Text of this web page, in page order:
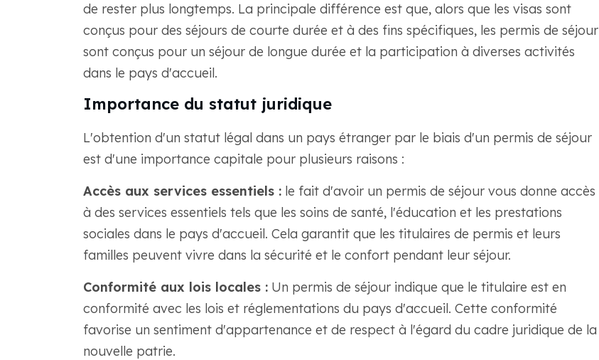
de rester plus longtemps. La principale différence est que, alors que les visas sont
conçus pour des séjours de courte durée et à des fins spécifiques, les permis de séjour
sont conçus pour un séjour de longue durée et la participation à diverses activités
dans le pays d'accueil.
Importance du statut juridique
L'obtention d'un statut légal dans un pays étranger par le biais d'un permis de séjour
est d'une importance capitale pour plusieurs raisons :
Accès aux services essentiels :le fait d'avoir un permis de séjour vous donne accès
à des services essentiels tels que les soins de santé, l'éducation et les prestations
sociales dans le pays d'accueil. Cela garantit que les titulaires de permis et leurs
familles peuvent vivre dans la sécurité et le confort pendant leur séjour.
Conformité aux lois locales :Un permis de séjour indique que le titulaire est en
conformité avec les lois et réglementations du pays d'accueil. Cette conformité
favorise un sentiment d'appartenance et de respect à l'égard du cadre juridique de la
nouvelle patrie.